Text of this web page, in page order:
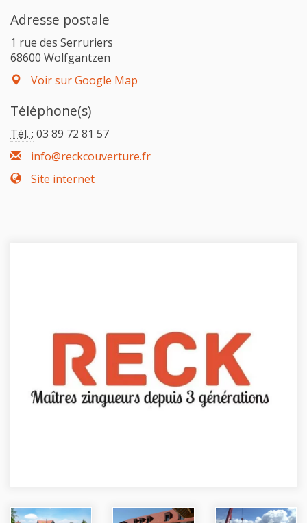
Adresse postale
1 rue des Serruriers
68600 Wolfgantzen
Voir sur Google Map
Téléphone(s)
Tél. : 03 89 72 81 57
info@reckcouverture.fr
Site internet